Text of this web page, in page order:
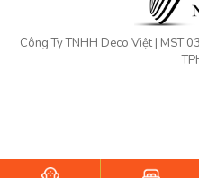
Công Ty TNHH Deco Việt | MST